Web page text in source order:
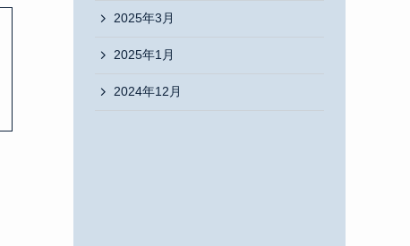
2025年3月
2025年1月
2024年12月